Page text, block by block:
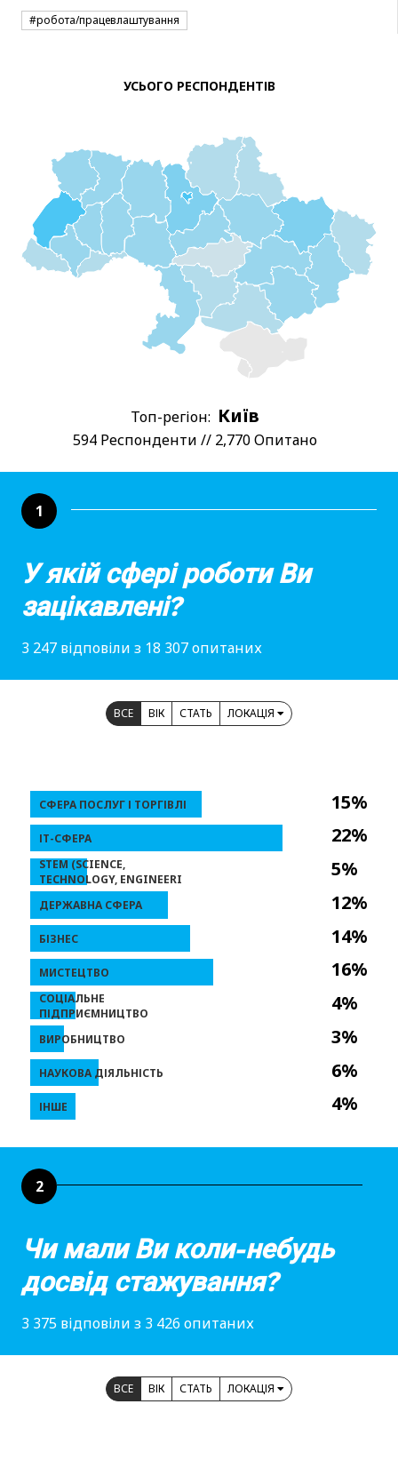
#робота/працевлаштування
УСЬОГО РЕСПОНДЕНТІВ
Топ-регіон: Київ
594 Респонденти // 2,770 Опитано
1
У якій сфері роботи Ви
зацікавлені?
3 247 відповіли з 18 307 опитаних
ВСЕ ВІК СТАТЬ ЛОКАЦІЯ
15%
22%
5%
12%
14%
16%
4%
3%
6%
4%
СФЕРА ПОСЛУГ І ТОРГІВЛІ
ІТ-СФЕРА
STEM (SCIENCE,
TECHNOLOGY, ENGINEERI
ДЕРЖАВНА СФЕРА
БІЗНЕС
МИСТЕЦТВО
СОЦІАЛЬНЕ
ПІДПРИЄМНИЦТВО
ВИРОБНИЦТВО
НАУКОВА ДІЯЛЬНІСТЬ
ІНШЕ
2
Чи мали Ви коли-небудь
досвід стажування?
3 375 відповіли з 3 426 опитаних
ВСЕ ВІК СТАТЬ ЛОКАЦІЯ